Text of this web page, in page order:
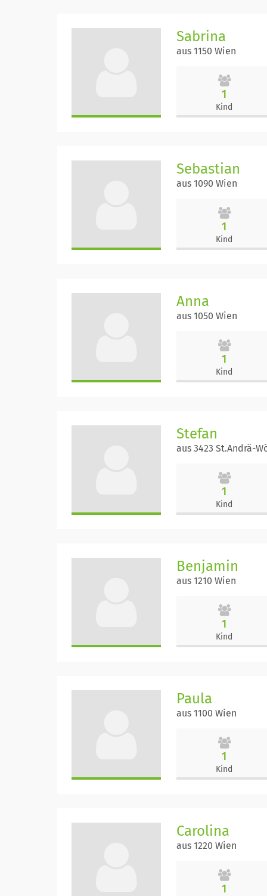
Sabrina
aus 1150 Wien
1
Kind
Sebastian
aus 1090 Wien
1
Kind
Anna
aus 1050 Wien
1
Kind
Stefan
aus 3423 St.Andrä-
1
Kind
Benjamin
aus 1210 Wien
1
Kind
Paula
aus 1100 Wien
1
Kind
Carolina
aus 1220 Wien
1